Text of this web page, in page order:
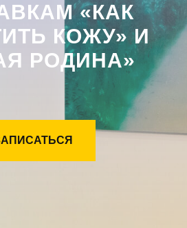
«КАК
КОЖУ» И
РОДИНА»